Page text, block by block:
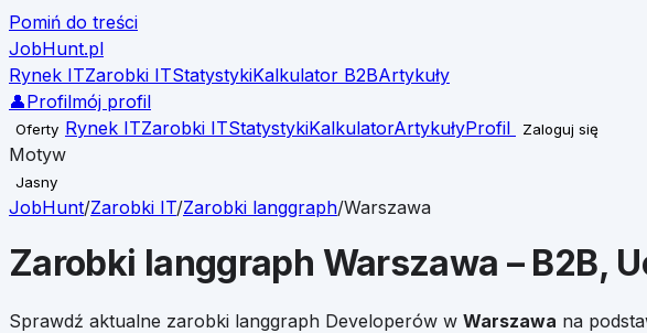
Pomiń do treści
JobHunt.pl
Rynek ITZarobki ITStatystykiKalkulator B2BArtykuły
👤Profilmój profil
Oferty Rynek ITZarobki ITStatystykiKalkulatorArtykułyProfil Zaloguj się
Motyw
Jasny
JobHunt/Zarobki IT/Zarobki langgraph/Warszawa
Zarobki langgraph Warszawa – B2B,
Sprawdź aktualne zarobki langgraph Developerów w Warszawa na